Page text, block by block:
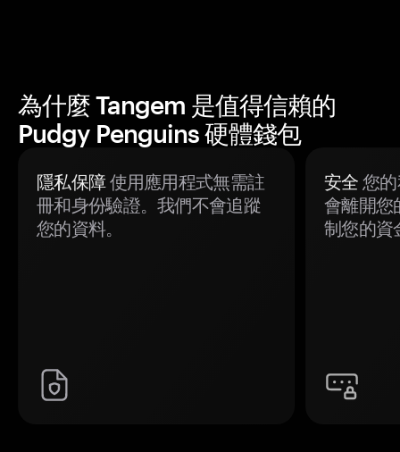
為什麼 Tangem 是值得信賴的
Pudgy Penguins 硬體錢包
隱私保障使用應用程式無需註
冊和身份驗證。我們不會追蹤
您的資料。
安全 您
會離開您
制您的資